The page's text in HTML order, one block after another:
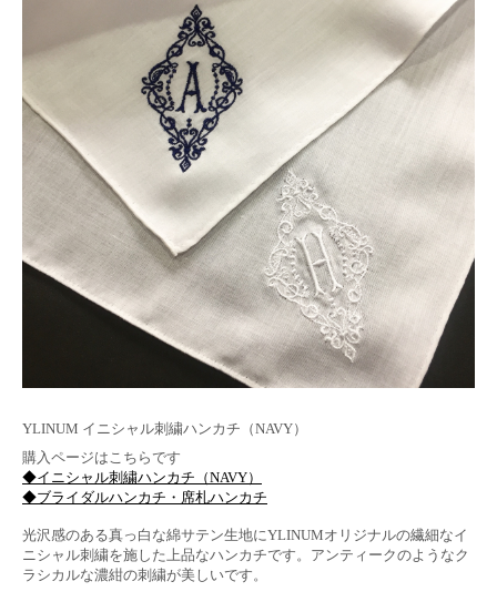
YLINUM イニシャル刺繍ハンカチ（NAVY）
購入ページはこちらです
◆イニシャル刺繍ハンカチ（NAVY）
◆ブライダルハンカチ・席札ハンカチ
光沢感のある真っ白な綿サテン生地にYLINUMオリジナルの繊細なイ
ニシャル刺繍を施した上品なハンカチです。アンティークのようなク
ラシカルな濃紺の刺繍が美しいです。